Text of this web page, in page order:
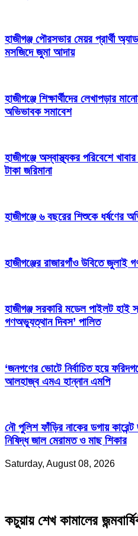
হাজীগঞ্জ পৌরসভার মেয়র প্রার্থী
মসজিদে জুমা আদায়
হাজীগঞ্জে শিক্ষার্থীদের লেখাপড়ার
অভিভাবক সমাবেশ
হাজীগঞ্জে অস্বাস্থ্যকর পরিবেশে
টাকা জরিমানা
হাজীগঞ্জে ৬ বছরের শিশুকে ধর্ষণের
হাজীগঞ্জের রাজারগাঁও উবিতে জুলাই
হাজীগঞ্জ সরকারি মডেল পাইলট হাই
গণঅভ্যুত্থান দিবস’ পালিত
‘জনগণের ভোটে নির্বাচিত হয়ে
আলহাজ্ব এমএ হান্নান এমপি
নৌ পুলিশ ফাঁড়ির নাকের ডগায়
নিষিদ্ধ জাল মেরামত ও মাছ শিকার
Saturday, August 08, 2026
কচুয়ায় শেখ কামালের